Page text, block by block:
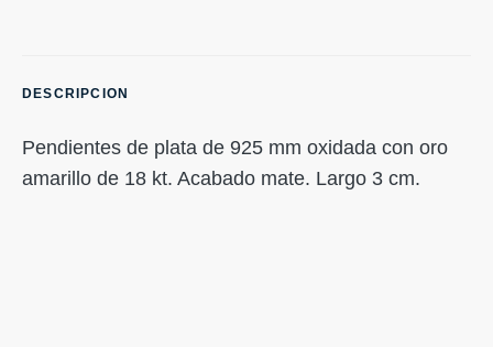
DESCRIPCION
Pendientes de plata de 925 mm oxidada con oro
amarillo de 18 kt. Acabado mate. Largo 3 cm.